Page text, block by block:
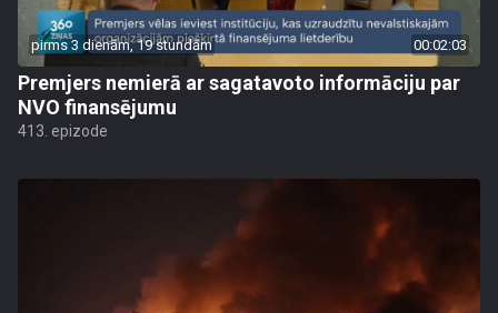
pirms 3 dienām, 19 stundām 00:02:03
Premjers nemierā ar sagatavoto informāciju par
NVO finansējumu
413. epizode